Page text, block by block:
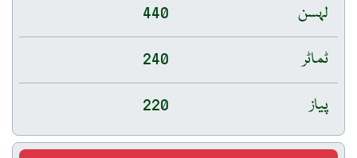
لہسن
440
ٹماٹر
240
پیاز
220